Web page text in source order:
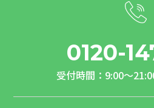
0120-
受付時間：9:00～